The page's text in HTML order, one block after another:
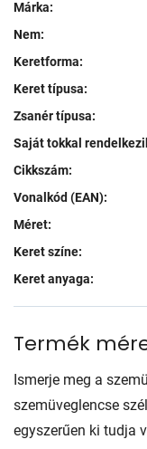
Márka:
Nem:
Keretforma:
Keret típusa:
Zsanér típusa:
Saját tokkal
Cikkszám:
Vonalkód (EAN):
Méret:
Keret színe:
Keret anyaga:
Termék
Ismerje meg a
szemüveglencse
egyszerűen ki tudja